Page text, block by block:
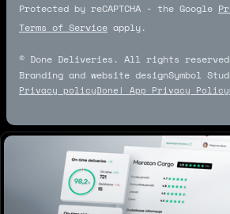
Protected by reCAPTCHA - the Google
Terms of Service apply.
© Done Deliveries. All rights reserved
Branding and website designSymbol
Symbol
Privacy policyDone! App Privacy Policy